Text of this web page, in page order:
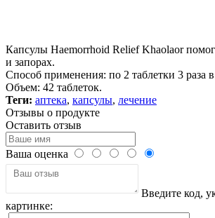
Капсулы Haemorrhoid Relief Khaolaor
и запорах.
Способ применения: по 2 таблетки 3 раза
Объем: 42 таблеток.
Теги: аптека, капсулы, лечение
Отзывы о продукте
Оставить отзыв
Ваша оценка
Введите код,
картинке: